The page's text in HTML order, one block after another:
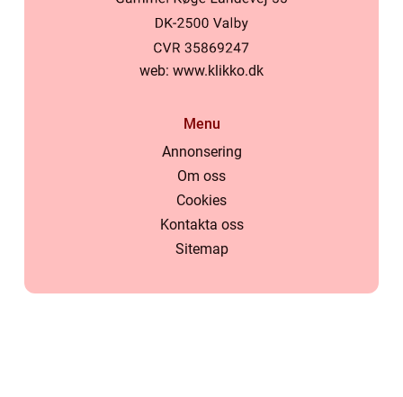
web: www.klikko.dk
Menu
Annonsering
Om oss
Cookies
Kontakta oss
Sitemap